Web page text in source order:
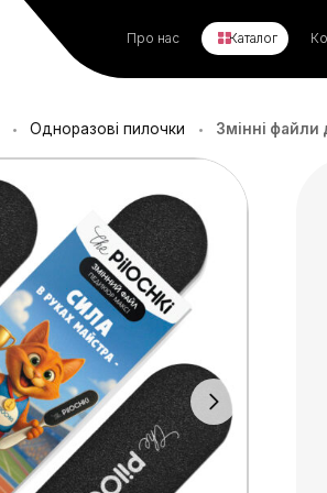
Про нас
Каталог
• Одноразові пилочки • Змінні файли